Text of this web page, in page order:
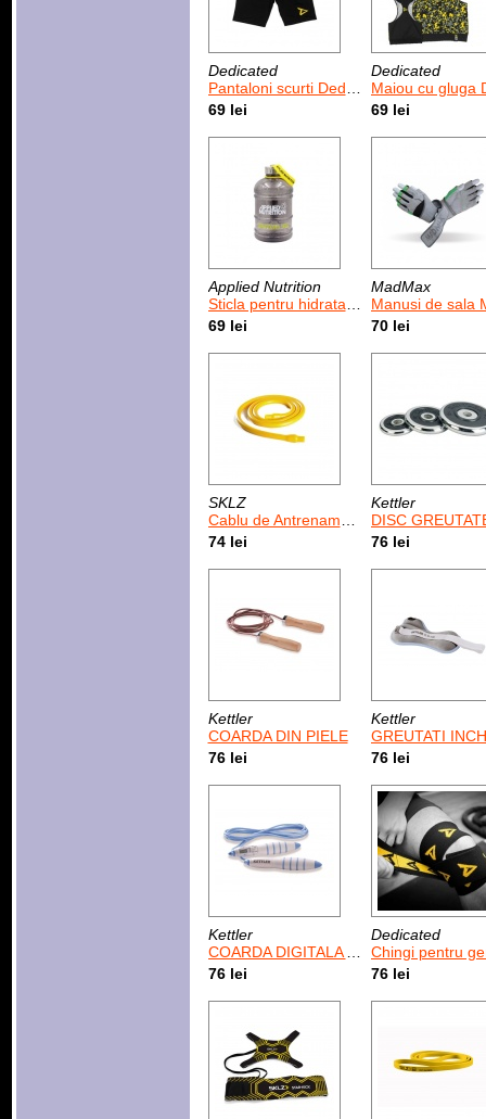
Dedicated
Pantaloni scurti Dedicated Long Shorts
69 lei
Dedicated
Maiou cu gluga Dedicated Camo
69 lei
Applied Nutrition
Sticla pentru hidratare Applied Nutrition Critical Jug 1.89 L
69 lei
MadMax
Manusi de sala MadMax Wild Gray/ Green
70 lei
SKLZ
Cablu de Antrenament PRO 70
74 lei
Kettler
DISC GREUTATE CROM-CAUCIUC
76 lei
Kettler
COARDA DIN PIELE
76 lei
Kettler
GREUTATI INCHEIETURA MAINII, 2
76 lei
Kettler
COARDA DIGITALA ALB ALBASTRU
76 lei
Dedicated
Chingi pentru genunchi
76 lei